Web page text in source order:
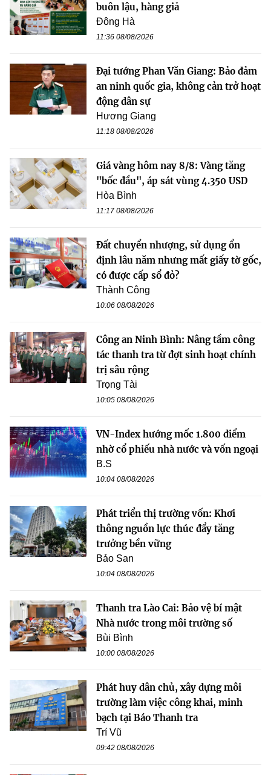
buôn lậu, hàng giả
Đông Hà
11:36 08/08/2026
Đại tướng Phan Văn Giang: Bảo đảm
an ninh quốc gia, không cản trở hoạt
động dân sự
Hương Giang
11:18 08/08/2026
Giá vàng hôm nay 8/8: Vàng tăng
"bốc đầu", áp sát vùng 4.350 USD
Hòa Bình
11:17 08/08/2026
Đất chuyển nhượng, sử dụng ổn
định lâu năm nhưng mất giấy tờ gốc,
có được cấp sổ đỏ?
Thành Công
10:06 08/08/2026
Công an Ninh Bình: Nâng tầm công
tác thanh tra từ đợt sinh hoạt chính
trị sâu rộng
Trọng Tài
10:05 08/08/2026
VN-Index hướng mốc 1.800 điểm
nhờ cổ phiếu nhà nước và vốn ngoại
B.S
10:04 08/08/2026
Phát triển thị trường vốn: Khơi
thông nguồn lực thúc đẩy tăng
trưởng bền vững
Bảo San
10:04 08/08/2026
Thanh tra Lào Cai: Bảo vệ bí mật
Nhà nước trong môi trường số
Bùi Bình
10:00 08/08/2026
Phát huy dân chủ, xây dựng môi
trường làm việc công khai, minh
bạch tại Báo Thanh tra
Trí Vũ
09:42 08/08/2026